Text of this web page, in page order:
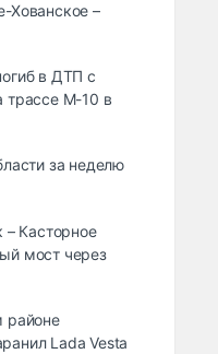
Хованское –
в ДТП с
трассе М-10 в
за неделю
– Касторное
мост через
районе
Lada Vesta